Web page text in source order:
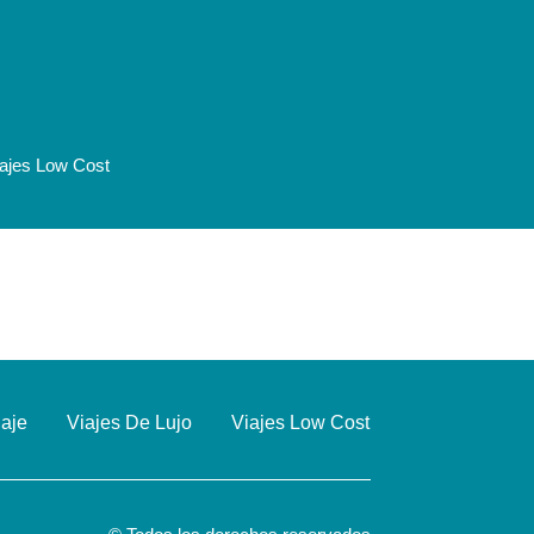
Low Cost
Viajes De Lujo Viajes Low Cost